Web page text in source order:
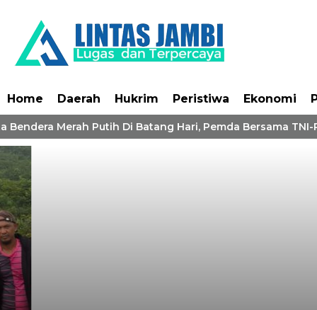
Home Daerah Hukrim Peristiwa Ekonomi
Bendera Merah Putih Di Batang Hari, Pemda Bersama